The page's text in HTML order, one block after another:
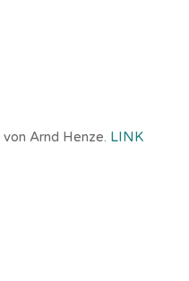
Arnd Henze. LINK